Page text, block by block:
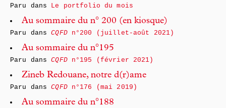
Paru dans Le portfolio du mois
Au sommaire du n° 200 (en kiosque)
Paru dansCQFDn°200 (juillet-août 2021)
Au sommaire du n°195
Paru dansCQFDn°195 (février 2021)
Zineb Redouane, notre d(r)ame
Paru dansCQFDn°176 (mai 2019)
Au sommaire du n°188